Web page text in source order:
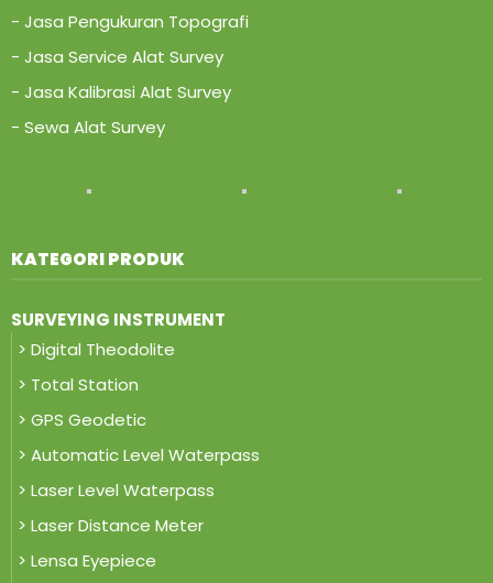
- Jasa Pengukuran Topografi
- Jasa Service Alat Survey
- Jasa Kalibrasi Alat Survey
- Sewa Alat Survey
KATEGORI PRODUK
SURVEYING INSTRUMENT
> Digital Theodolite
> Total Station
> GPS Geodetic
> Automatic Level Waterpass
> Laser Level Waterpass
> Laser Distance Meter
> Lensa Eyepiece